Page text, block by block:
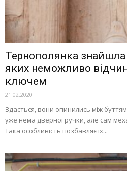
Тернополянка знайшла
яких неможливо
ключем
21.02.2020
Здається, вони опинились між
уже нема дверної ручки, але сам
Така особливість позбавляє їх...